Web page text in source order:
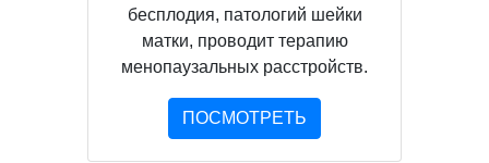
бесплодия, патологий шейки
матки, проводит терапию
менопаузальных расстройств.
ПОСМОТРЕТЬ